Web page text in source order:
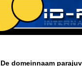
De domeinnaam